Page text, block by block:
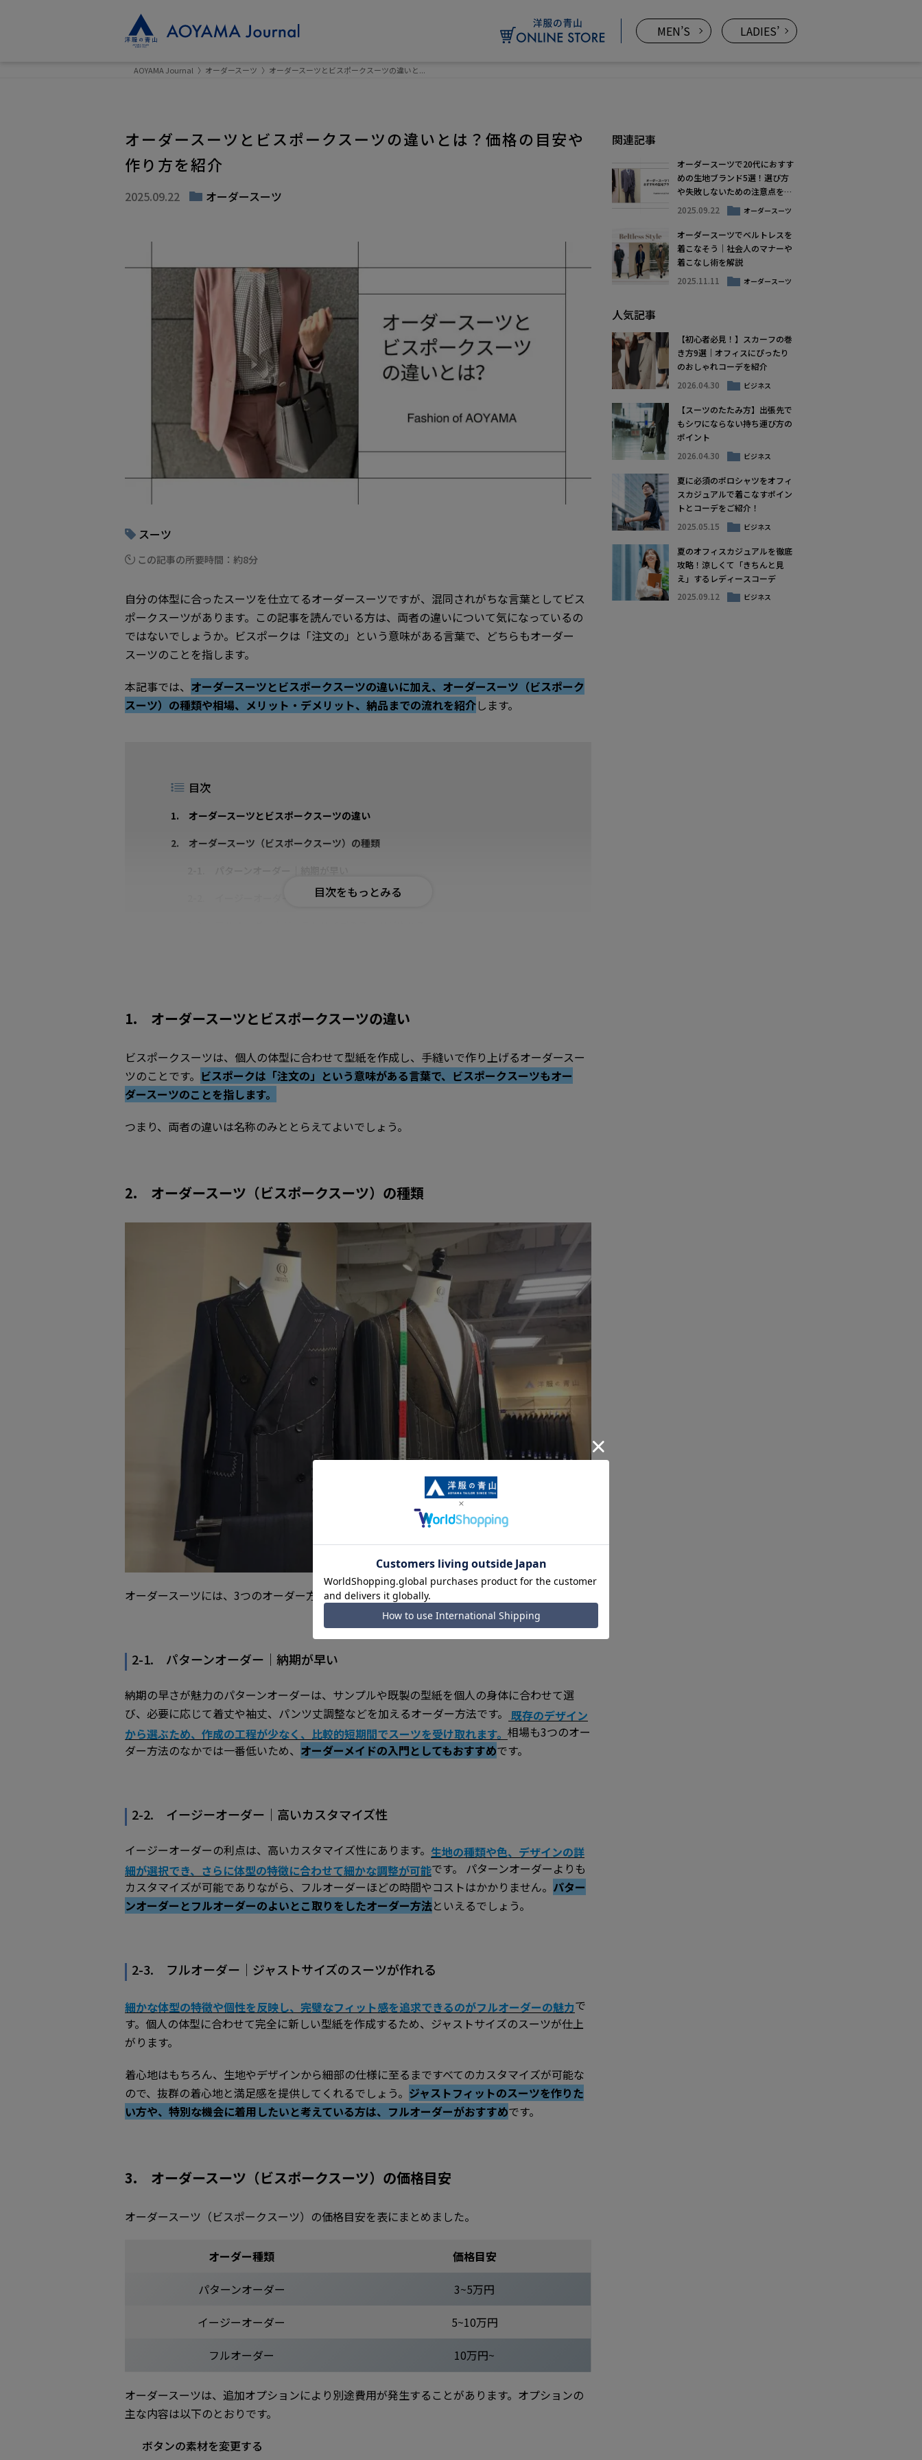
MEN’S LADIES’
AOYAMA Journal オーダースーツ オーダースーツとビスポークスーツの違いと...
オーダースーツとビスポークスーツの違いとは？価格の目安や
作り方を紹介
2025.09.22 オーダースーツ
スーツ
この記事の所要時間：約8分
自分の体型に合ったスーツを仕立てるオーダースーツですが、混同されがちな言葉としてビス
ポークスーツがあります。この記事を読んでいる方は、両者の違いについて気になっているの
ではないでしょうか。ビスポークは「注文の」という意味がある言葉で、どちらもオーダー
スーツのことを指します。
本記事では、 オーダースーツとビスポークスーツの違いに加え、オーダースーツ（ビスポーク
スーツ）の種類や相場、メリット・デメリット、納品までの流れを紹介します。
目次
1. オーダースーツとビスポークスーツの違い
2. オーダースーツ（ビスポークスーツ）の種類
2-2. イージーオーダー｜高いカスタマイズ性
4-3. 長く愛用できる
5. オーダースーツ（ビスポークスーツ）のデメリット
6．オーダースーツ（ビスポークスーツ）の作り方
７．オーダースーツ（ビスポークスーツ）はアフターケアも充実
1. オーダースーツとビスポークスーツの違い
ビスポークスーツは、個人の体型に合わせて型紙を作成し、手縫いで作り上げるオーダースー
ツのことです。 ビスポークは「注文の」という意味がある言葉で、ビスポークスーツもオー
ダースーツのことを指します。
つまり、両者の違いは名称のみととらえてよいでしょう。
2. オーダースーツ（ビスポークスーツ）の種類
オーダースーツには、3つのオーダー方法があります。以下で詳しく紹介します。
2-1. パターンオーダー｜納期が早い
納期の早さが魅力のパターンオーダーは、サンプルや既製の型紙を個人の身体に合わせて選
び、必要に応じて着丈や袖丈、パンツ丈調整などを加えるオーダー方法です。 既存のデザイン
から選ぶため、作成の工程が少なく、比較的短期間でスーツを受け取れます。 相場も3つのオー
ダー方法のなかでは一番低いため、 オーダーメイドの入門としてもおすすめです。
2-2. イージーオーダー｜高いカスタマイズ性
イージーオーダーの利点は、高いカスタマイズ性にあります。 生地の種類や色、デザインの詳
細が選択でき、さらに体型の特徴に合わせて細かな調整が可能です。 パターンオーダーよりも
カスタマイズが可能でありながら、フルオーダーほどの時間やコストはかかりません。 パター
ンオーダーとフルオーダーのよいとこ取りをしたオーダー方法といえるでしょう。
2-3. フルオーダー｜ジャストサイズのスーツが作れる
細かな体型の特徴や個性を反映し、完璧なフィット感を追求できるのがフルオーダーの魅力で
す。個人の体型に合わせて完全に新しい型紙を作成するため、ジャストサイズのスーツが仕上
がります。
着心地はもちろん、生地やデザインから細部の仕様に至るまですべてのカスタマイズが可能な
ので、抜群の着心地と満足感を提供してくれるでしょう。 ジャストフィットのスーツを作りた
い方や、特別な機会に着用したいと考えている方は、フルオーダーがおすすめです。
3. オーダースーツ（ビスポークスーツ）の価格目安
オーダースーツ（ビスポークスーツ）の価格目安を表にまとめました。
オーダー種類
価格目安
パターンオーダー
3~5万円
イージーオーダー
5~10万円
フルオーダー
10万円~
オーダースーツは、追加オプションにより別途費用が発生することがあります。オプションの
主な内容は以下のとおりです。
ボタンの素材を変更する
関連記事
オーダースーツで20代におすす
めの生地ブランド5選！選び方
や失敗しないための注意点を紹
介
2025.09.22 オーダースーツ
オーダースーツでベルトレスを
着こなそう｜社会人のマナーや
着こなし術を解説
2025.11.11
オーダースーツ
人気記事
【初心者必見！】スカーフの巻
き方9選｜オフィスにぴったり
のおしゃれコーデを紹介
2026.04.30
ビジネス
【スーツのたたみ方】出張先で
もシワにならない持ち運び方の
ポイント
2026.04.30
ビジネス
夏に必須のポロシャツをオフィ
スカジュアルで着こなすポイン
トとコーデをご紹介！
2025.05.15
ビジネス
夏のオフィスカジュアルを徹底
攻略！涼しくて「きちんと見
え」するレディースコーデ
2025.09.12
ビジネス